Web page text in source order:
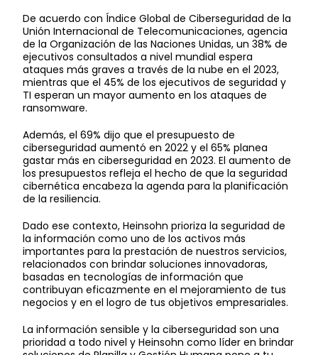
De acuerdo con Índice Global de Ciberseguridad de la
Unión Internacional de Telecomunicaciones, agencia
de la Organización de las Naciones Unidas, un 38% de
ejecutivos consultados a nivel mundial espera
ataques más graves a través de la nube en el 2023,
mientras que el 45% de los ejecutivos de seguridad y
TI esperan un mayor aumento en los ataques de
ransomware.
Además, el 69% dijo que el presupuesto de
ciberseguridad aumentó en 2022 y el 65% planea
gastar más en ciberseguridad en 2023. El aumento de
los presupuestos refleja el hecho de que la seguridad
cibernética encabeza la agenda para la planificación
de la resiliencia.
Dado ese contexto, Heinsohn prioriza la seguridad de
la información como uno de los activos más
importantes para la prestación de nuestros servicios,
relacionados con brindar soluciones innovadoras,
basadas en tecnologías de información que
contribuyan eficazmente en el mejoramiento de tus
negocios y en el logro de tus objetivos empresariales.
La información sensible y la ciberseguridad son una
prioridad a todo nivel y Heinsohn como líder en brindar